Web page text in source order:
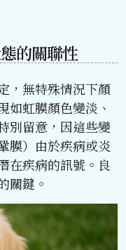
的關聯性
，無特殊情況下顏
如虹膜顏色變淡、
別留意，因這些變
膜）由於疾病或炎
在疾病的訊號。良
關鍵。